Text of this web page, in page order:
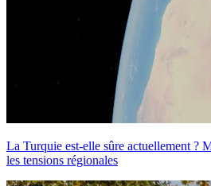
La Turquie est-elle sûre actuellement ?
les tensions régionales